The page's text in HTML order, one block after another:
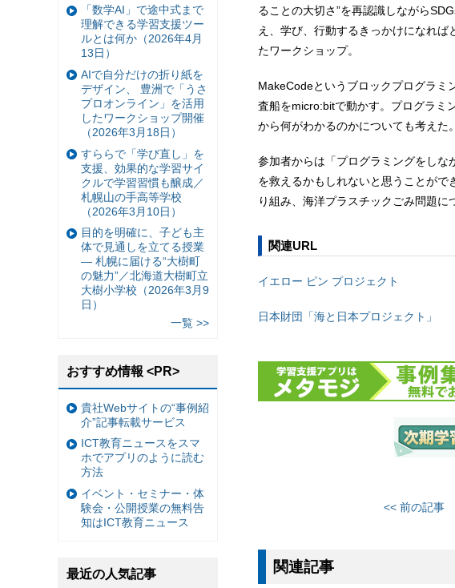
ることの大切さ”を再認識しながら
え、学び、行動するきっかけになれば
たワークショップ。
MakeCodeというブロックプログラミ
査船をmicro:bitで動かす。プログラミ
から何がわかるのかについても考えた。
参加者からは「プログラミングをし
を救えるかもしれないと思うことが
り組み、海洋プラスチックごみ問題に
関連URL
イエロー ピン プロジェクト
日本財団「海と日本プロジェクト」
<< 前の記事
関連記事
「数学AI」で途中式まで
理解できる学習支援ツー
ルとは何か（2026年4月
13日）
AIで自分だけの折り紙を
デザイン、 豊洲で「うさ
プロオンライン」を活用
したワークショップ開催
（2026年3月18日）
すららで「学び直し」を
支援、効果的な学習サイ
クルで学習習慣も醸成／
札幌山の手高等学校
（2026年3月10日）
目的を明確に、子ども主
体で見通しを立てる授業
— 札幌に届ける“大樹町
の魅力”／北海道大樹町立
大樹小学校（2026年3月9
日）
一覧 >>
おすすめ情報 <PR>
貴社Webサイトの“事例紹
介”記事転載サービス
ICT教育ニュースをスマ
ホでアプリのように読む
方法
イベント・セミナー・体
験会・公開授業の無料告
知はICT教育ニュース
最近の人気記事